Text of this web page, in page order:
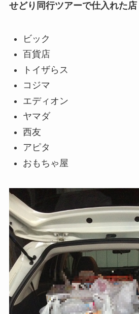
せどり同行ツアーで仕入れた店
ビック
百貨店
トイザらス
コジマ
エディオン
ヤマダ
西友
アピタ
おもちゃ屋